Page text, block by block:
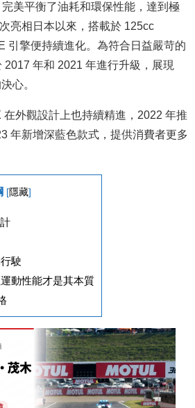
美平衡了油耗和環保性能，達到極
亮相日本以來，搭載於 125cc
引擎便持續進化。為符合日益嚴苛的
年和 2021 年進行升級，展現
心。
在外觀設計上也持續精進，2022 年推
年新增深藍色款式，提供消費者更多
[隱藏]
駛
動性能才是其本質